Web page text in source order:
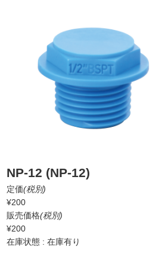
NP-12 (NP-12)
定価(税別)
¥200
販売価格(税別)
¥200
在庫状態 : 在庫有り